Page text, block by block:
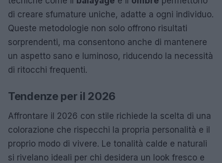
di creare sfumature uniche, adatte a ogni individuo.
Queste metodologie non solo offrono risultati
sorprendenti, ma consentono anche di mantenere
un aspetto sano e luminoso, riducendo la necessità
di ritocchi frequenti.
Tendenze per il 2026
Affrontare il 2026 con stile richiede la scelta di una
colorazione che rispecchi la propria personalità e il
proprio modo di vivere. Le tonalità calde e naturali
si rivelano ideali per chi desidera un look fresco e